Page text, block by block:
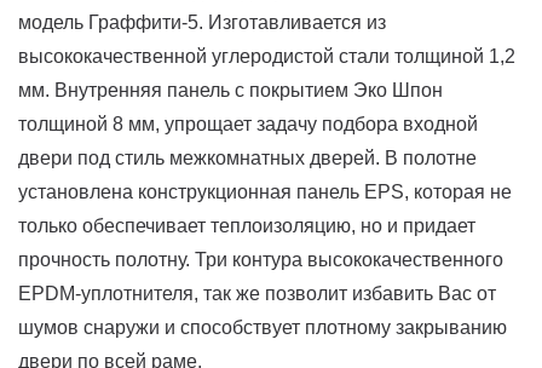
модель Граффити-5. Изготавливается из
высококачественной углеродистой стали толщиной 1,2
мм. Внутренняя панель с покрытием Эко Шпон
толщиной 8 мм, упрощает задачу подбора входной
двери под стиль межкомнатных дверей. В полотне
установлена конструкционная панель EPS, которая не
только обеспечивает теплоизоляцию, но и придает
прочность полотну. Три контура высококачественного
EPDM-уплотнителя, так же позволит избавить Вас от
шумов снаружи и способствует плотному закрыванию
двери по всей раме.